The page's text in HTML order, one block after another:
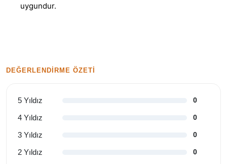
uygundur.
DEĞERLENDIRME ÖZETI
5 Yıldız 0
4 Yıldız 0
3 Yıldız 0
2 Yıldız 0